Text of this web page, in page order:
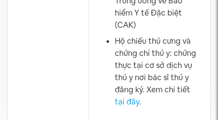
hiểm Y tế Đặc biệt
(CAK)
Hộ chiếu thú cưng và
chứng chỉ thú y: chứng
thực tại cơ sở dịch vụ
thú y nơi bác sĩ thú y
đăng ký. Xem chi tiết
tại đây.